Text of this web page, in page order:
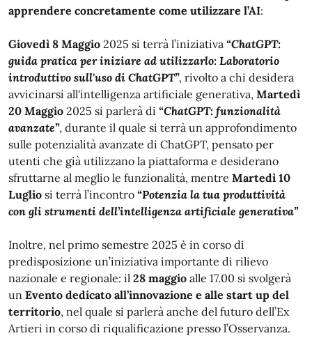
apprendere concretamente come utilizzare l’AI:
Giovedì 8 Maggio 2025 si terrà l’iniziativa “ChatGPT:
guida pratica per iniziare ad utilizzarlo: Laboratorio
introduttivo sull'uso di ChatGPT”, rivolto a chi desidera
avvicinarsi all'intelligenza artificiale generativa, Martedì
20 Maggio 2025 si parlerà di “ChatGPT: funzionalità
avanzate”, durante il quale si terrà un approfondimento
sulle potenzialità avanzate di ChatGPT, pensato per
utenti che già utilizzano la piattaforma e desiderano
sfruttarne al meglio le funzionalità, mentre Martedì 10
Luglio si terrà l’incontro “Potenzia la tua produttività
con gli strumenti dell’intelligenza artificiale generativa”
Inoltre, nel primo semestre 2025 è in corso di
predisposizione un’iniziativa importante di rilievo
nazionale e regionale: il 28 maggio alle 17.00 si svolgerà
un Evento dedicato all’innovazione e alle start up del
territorio, nel quale si parlerà anche del futuro dell’Ex
Artieri in corso di riqualificazione presso l’Osservanza.